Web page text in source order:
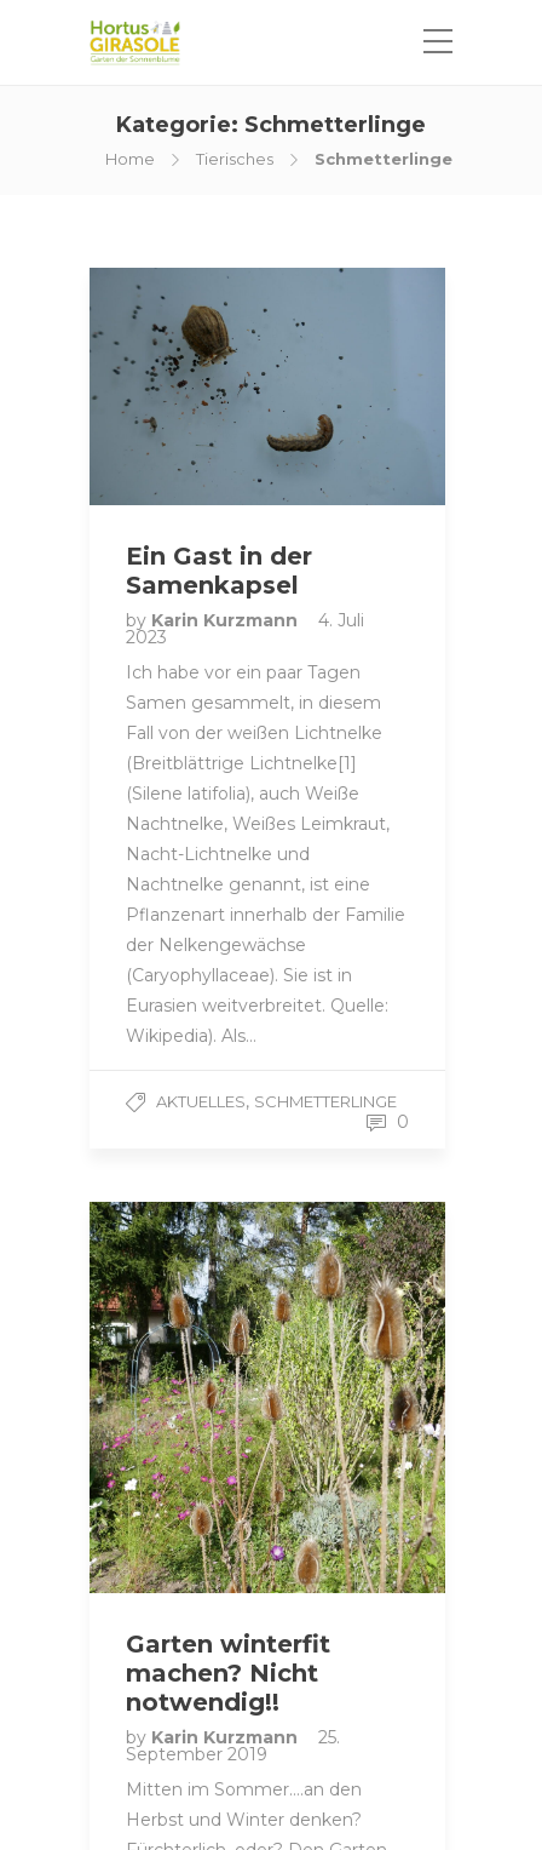
Kategorie: Schmetterlinge
Home Tierisches Schmetterlinge
Ein Gast in der
Samenkapsel
by Karin Kurzmann 4. Juli
2023
Ich habe vor ein paar Tagen
Samen gesammelt, in diesem
Fall von der weißen Lichtnelke
(Breitblättrige Lichtnelke[1]
(Silene latifolia), auch Weiße
Nachtnelke, Weißes Leimkraut,
Nacht-Lichtnelke und
Nachtnelke genannt, ist eine
Pflanzenart innerhalb der Familie
der Nelkengewächse
(Caryophyllaceae). Sie ist in
Eurasien weitverbreitet. Quelle:
Wikipedia). Als…
AKTUELLES, SCHMETTERLINGE
0
Garten winterfit
machen? Nicht
notwendig!!
by Karin Kurzmann 25.
September 2019
Mitten im Sommer….an den
Herbst und Winter denken?